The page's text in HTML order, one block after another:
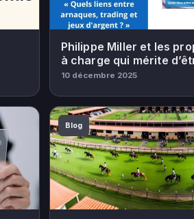
Philippe Miller et les
à charge qui mérite
10 décembre 2025
Blog